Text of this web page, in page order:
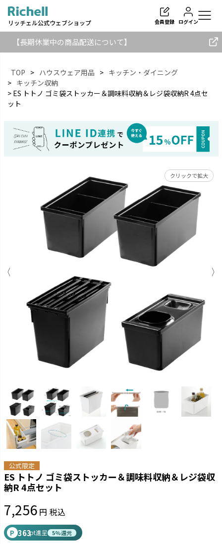
リッチェル公式ウェブショップ 会員登録 ログイン
【長期休業中の商品配送について】
検索
TOP ハウスウェア用品
キッチン・ダイニング
キッチン収納
ES トトノ ゴミ袋ストッカー＆調味料収納＆レジ袋収納R 4点セ
ット
クリックで拡大
公式限定
ES トトノ ゴミ袋ストッカー＆調味料収納＆レジ袋収
納R 4点セット
7,256 税込
P 363pt進呈 5%還元